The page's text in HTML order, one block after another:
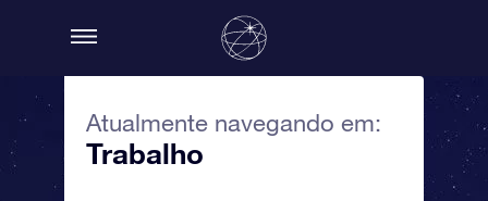
Atualmente navegando em:
Trabalho